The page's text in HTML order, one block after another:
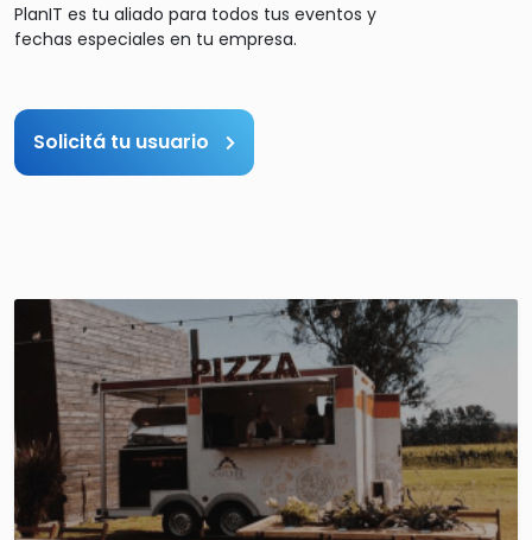
PlanIT es tu aliado para todos tus eventos y
fechas especiales en tu empresa.
Solicitá tu usuario